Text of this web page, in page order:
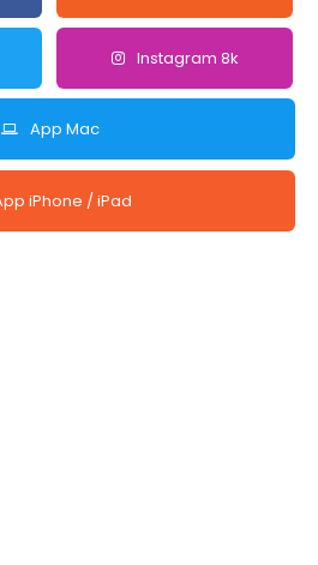
Instagram 8k
App Mac
iPhone / iPad